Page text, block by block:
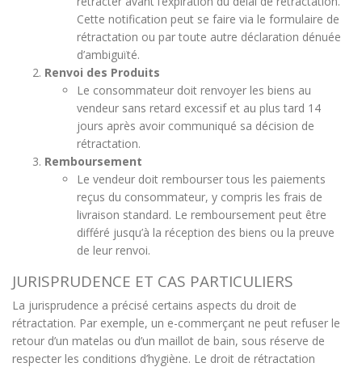
Cette notification peut se faire via le formulaire de
rétractation ou par toute autre déclaration dénuée
d’ambiguïté.
Renvoi des Produits
Le consommateur doit renvoyer les biens au
vendeur sans retard excessif et au plus tard 14
jours après avoir communiqué sa décision de
rétractation.
Remboursement
Le vendeur doit rembourser tous les paiements
reçus du consommateur, y compris les frais de
livraison standard. Le remboursement peut être
différé jusqu’à la réception des biens ou la preuve
de leur renvoi.
JURISPRUDENCE ET CAS PARTICULIERS
La jurisprudence a précisé certains aspects du droit de
rétractation. Par exemple, un e-commerçant ne peut refuser le
retour d’un matelas ou d’un maillot de bain, sous réserve de
respecter les conditions d’hygiène. Le droit de rétractation